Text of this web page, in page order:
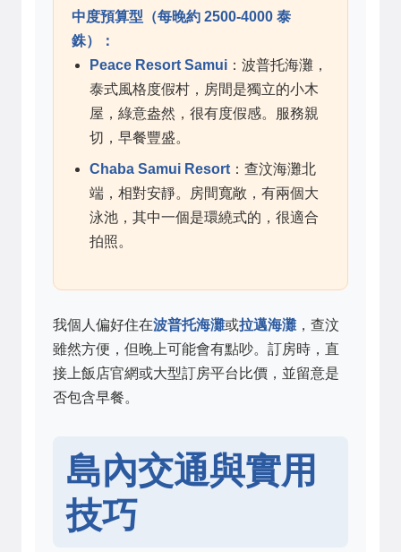
中度預算型（每晚約 2500-4000 泰
銖）：
Peace Resort Samui ：波普托海灘，
泰式風格度假村，房間是獨立的小木
屋，綠意盎然，很有度假感。服務親
切，早餐豐盛。
Chaba Samui Resort ：查汶海灘北
端，相對安靜。房間寬敞，有兩個大
泳池，其中一個是環繞式的，很適合
拍照。
我個人偏好住在波普托海灘或拉邁海灘 ，查汶
雖然方便，但晚上可能會有點吵。訂房時，直
接上飯店官網或大型訂房平台比價，並留意是
否包含早餐。
島內交通與實用
技巧